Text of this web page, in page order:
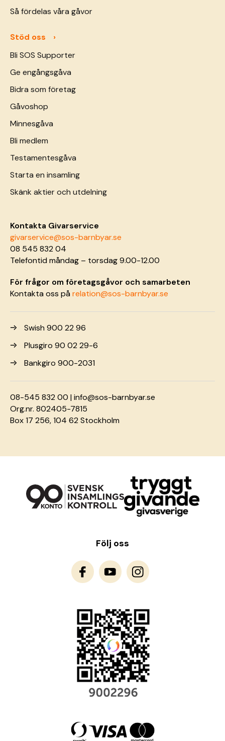
Så fördelas våra gåvor
Stöd oss
Bli SOS Supporter
Ge engångsgåva
Bidra som företag
Gåvoshop
Minnesgåva
Bli medlem
Testamentesgåva
Starta en insamling
Skänk aktier och utdelning
Kontakta Givarservice
givarservice@sos-barnbyar.se
08 545 832 04
Telefontid måndag – torsdag 9.00-12.00
För frågor om företagsgåvor och samarbeten
Kontakta oss pårelation@sos-barnbyar.se
Swish 900 22 96
Plusgiro 90 02 29-6
Bankgiro 900-2031
08-545 832 00 |info@sos-barnbyar.se
Org.nr. 802405-7815
Box 17 256, 104 62 Stockholm
Följ oss